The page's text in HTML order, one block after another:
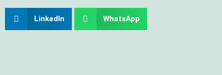
LinkedIn WhatsApp